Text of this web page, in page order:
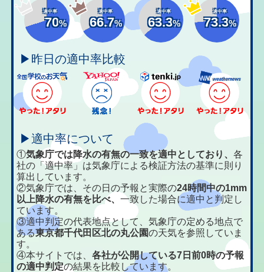
適中率
70%
適中率
66.7%
適中率
63.3%
適中率
73.3%
▶昨日の適中率比較
▶適中率について
①気象庁では降水の有無の一致を適中としており、各
社の「適中率」は気象庁による検証方法の基準に則り
算出しています。
②気象庁では、その日の予報と実際の24時間中の1mm
以上降水の有無を比べ、一致した場合に適中と判定し
ています。
③適中判定の代表地点として、気象庁の定める地点で
ある東京都千代田区北の丸公園の天気を参照していま
す。
④本サイトでは、各社が公開している7日前0時の予報
の適中判定の結果を比較しています。